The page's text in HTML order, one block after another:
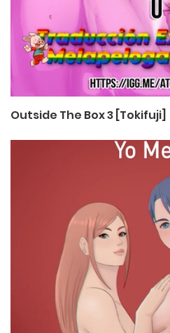
Outside The Box 3 [Tokifuji]